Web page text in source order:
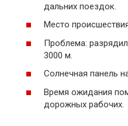
дальних поездок.
Место
Проблема:
3000 м.
Солнечная панель
Время ожидания
дорожных рабочих.